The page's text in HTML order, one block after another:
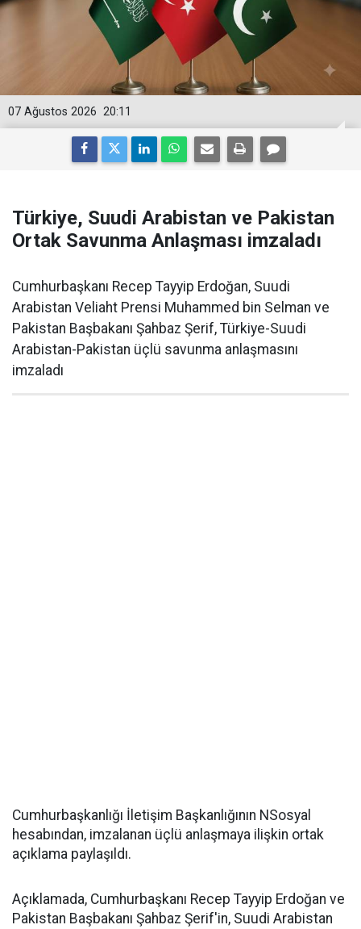
20:11
07 Ağustos 2026
Türkiye, Suudi Arabistan ve Pakistan
Ortak Savunma Anlaşması imzaladı
Cumhurbaşkanı Recep Tayyip Erdoğan, Suudi
Arabistan Veliaht Prensi Muhammed bin Selman ve
Pakistan Başbakanı Şahbaz Şerif, Türkiye-Suudi
Arabistan-Pakistan üçlü savunma anlaşmasını
imzaladı
Cumhurbaşkanlığı İletişim Başkanlığının NSosyal
hesabından, imzalanan üçlü anlaşmaya ilişkin ortak
açıklama paylaşıldı.
Açıklamada, Cumhurbaşkanı Recep Tayyip Erdoğan ve
Pakistan Başbakanı Şahbaz Şerif'in, Suudi Arabistan